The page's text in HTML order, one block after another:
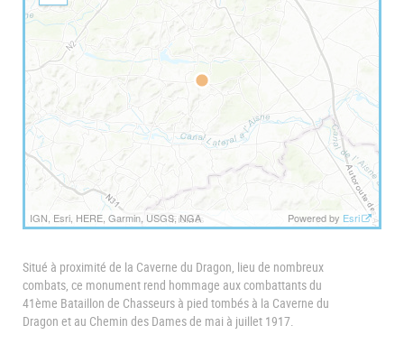
IGN, Esri, HERE, Garmin, USGS, NGA Powered by Esri
m
o
o
u
t
Situé à proximité de la Caverne du Dragon, lieu de nombreux
combats, ce monument rend hommage aux combattants du
41ème Bataillon de Chasseurs à pied tombés à la Caverne du
Dragon et au Chemin des Dames de mai à juillet 1917.